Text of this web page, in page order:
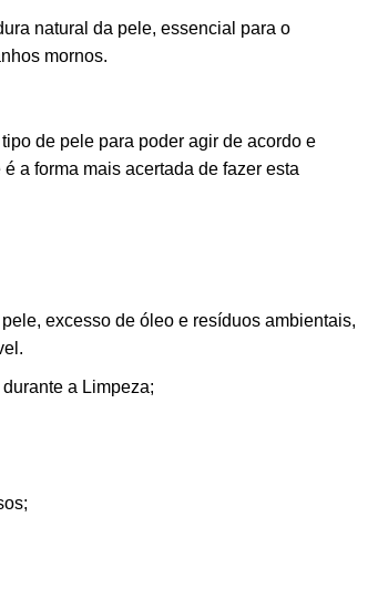
natural da pele, essencial para o
mornos.
de pele para poder agir de acordo e
a forma mais acertada de fazer esta
excesso de óleo e resíduos ambientais,
a Limpeza;